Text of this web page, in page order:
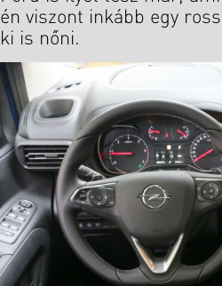
én viszont inkább egy
ki is nőni.